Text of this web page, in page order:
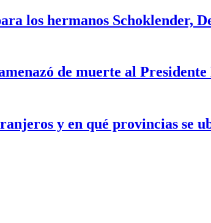
los hermanos Schoklender,
de muerte al
y en qué provincias se